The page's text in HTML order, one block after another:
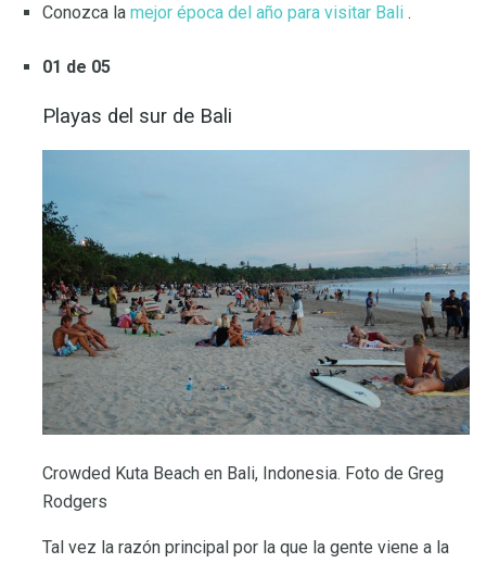
Conozca la mejor época del año para visitar Bali .
01 de 05
Playas del sur de Bali
Crowded Kuta Beach en Bali, Indonesia. Foto de Greg
Rodgers
Tal vez la razón principal por la que la gente viene a la